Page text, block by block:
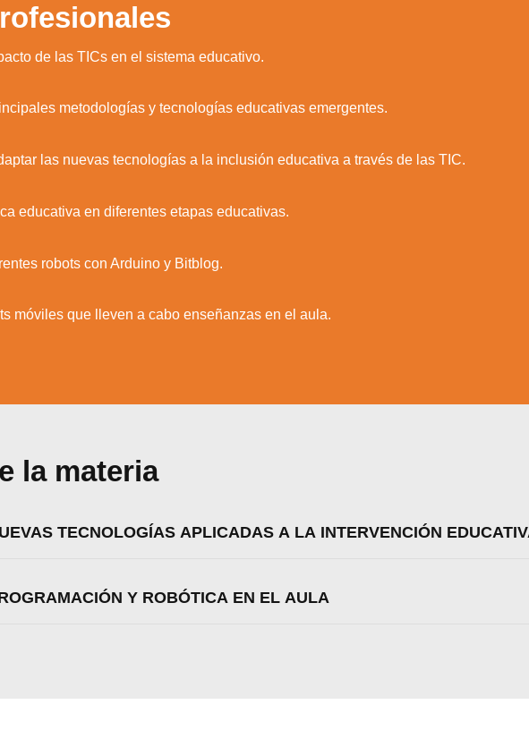
de las TICs en el sistema educativo.
metodologías y tecnologías educativas emergentes.
las nuevas tecnologías a la inclusión educativa a través de las TIC.
educativa en diferentes etapas educativas.
robots con Arduino y Bitblog.
móviles que lleven a cabo enseñanzas en el aula.
la materia
TECNOLOGÍAS APLICADAS A LA INTERVENCIÓN
Y ROBÓTICA EN EL AULA
ajustes